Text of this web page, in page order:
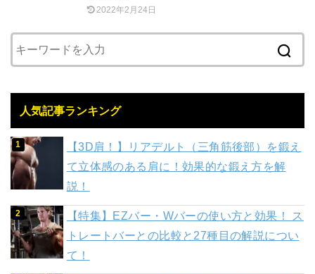
2022年2月24日
人気記事ランキング
【3D肩！】リアデルト（三角筋後部）を鍛え
て立体感のある肩に！効果的な鍛え方を解
説！
【特集】EZバー・Wバーの使い方と効果！ ス
トレートバーとの比較と27種目の解説につい
て！